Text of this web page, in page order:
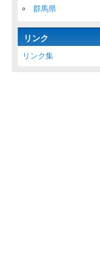
群馬県
リンク
リンク集